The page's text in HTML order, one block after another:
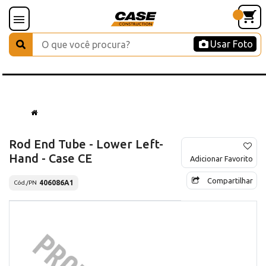
Usar Foto
Rod End Tube - Lower Left-
Hand - Case CE
Cód./PN 406086A1
Adicionar Favorito
Compartilhar